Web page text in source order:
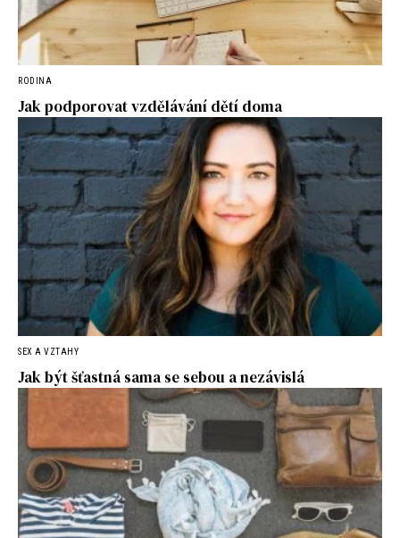
RODINA
Jak podporovat vzdělávání dětí doma
SEX A VZTAHY
Jak být šťastná sama se sebou a nezávislá